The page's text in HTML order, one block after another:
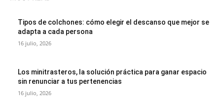
Tipos de colchones: cómo elegir el descanso que mejor se
adapta a cada persona
16 julio, 2026
Los minitrasteros, la solución práctica para ganar espacio
sin renunciar a tus pertenencias
16 julio, 2026